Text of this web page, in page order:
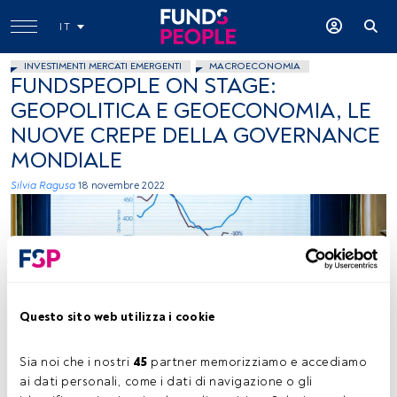
Questo sito web utilizza i cookie
Sia noi che i nostri 45 partner memorizziamo e accediamo
ai dati personali, come i dati di navigazione o gli
IT
INVESTIMENTI MERCATI EMERGENTI MACROECONOMIA
FUNDSPEOPLE ON STAGE:
GEOPOLITICA E GEOECONOMIA, LE
NUOVE CREPE DELLA GOVERNANCE
MONDIALE
Silvia Ragusa 18 novembre 2022